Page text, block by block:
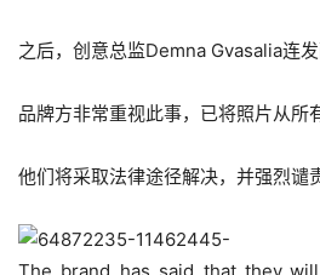
之后，创意总监Demna Gvasalia连发
品牌方非常重视此事，已将照片从所
他们将采取法律途径解决，并强烈谴